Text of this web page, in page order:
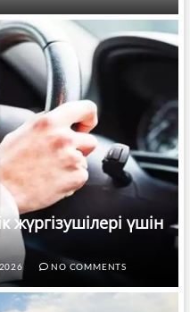
жүргізушілері үшін
NO COMMENTS